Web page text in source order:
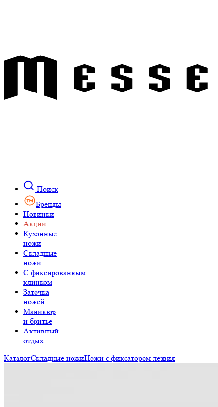
Поиск
Бренды
Новинки
Акции
Кухонные
ножи
Складные
ножи
C фиксированным
клинком
Заточка
ножей
Маникюр
и бритье
Активный
отдых
КаталогСкладные ножиНожи с фиксатором лезвия